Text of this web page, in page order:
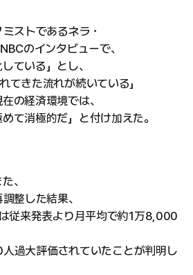
ストであるネラ・
のインタビューで、
ている」とし、
てきた流れが続いている」
の経済環境では、
て消極的だ」と付け加えた。
、
整した結果、
従来発表より月平均で約1万8,000
過大評価されていたことが判明し